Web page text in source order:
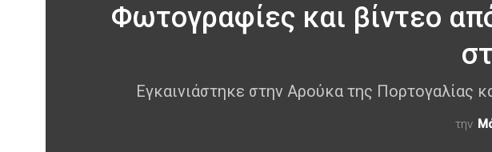
Φωτογραφίες και βίντεο
Εγκαινιάστηκε στην Αρούκα της Πορτογαλίας
την